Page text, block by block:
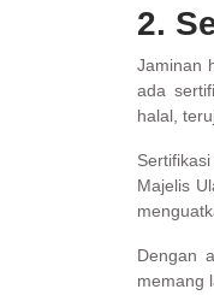
2.
Jaminan
ada
halal,
Majelis
Dengan
memang